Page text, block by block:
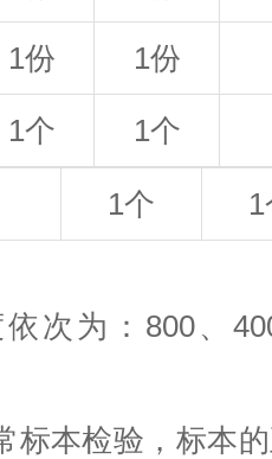
1份 1份
1个 1个
1个
次为：800、
标本检验，标本